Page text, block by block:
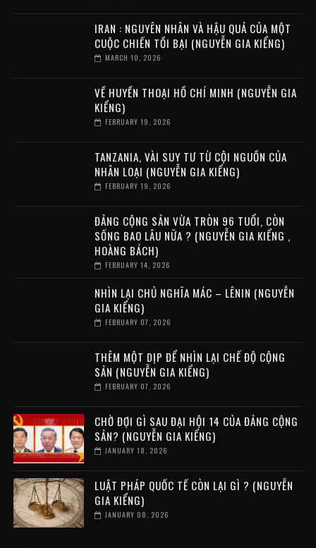
IRAN : NGUYÊN NHÂN VÀ HẬU QUẢ CỦA MỘT
CUỘC CHIẾN TỒI BẠI (NGUYỄN GIA KIỂNG)
MARCH 10, 2026
VỀ HUYỀN THOẠI HỒ CHÍ MINH (NGUYỄN GIA
KIỂNG)
FEBRUARY 19, 2026
TANZANIA, VÀI SUY TƯ TỪ CỘI NGUỒN CỦA
NHÂN LOẠI (NGUYỄN GIA KIỂNG)
FEBRUARY 19, 2026
ĐẢNG CỘNG SẢN VỪA TRÒN 96 TUỔI, CÒN
SỐNG BAO LÂU NỮA ? (NGUYỄN GIA KIỂNG ,
HOÀNG BÁCH)
FEBRUARY 14, 2026
NHÌN LẠI CHỦ NGHĨA MÁC – LÊNIN (NGUYỄN
GIA KIỂNG)
FEBRUARY 07, 2026
THÊM MỘT DỊP ĐỂ NHÌN LẠI CHẾ ĐỘ CỘNG
SẢN (NGUYỄN GIA KIỂNG)
FEBRUARY 07, 2026
CHỜ ĐỢI GÌ SAU ĐẠI HỘI 14 CỦA ĐẢNG CỘNG
SẢN? (NGUYỄN GIA KIỂNG)
JANUARY 18, 2026
LUẬT PHÁP QUỐC TẾ CÒN LẠI GÌ ? (NGUYỄN
GIA KIỂNG)
JANUARY 08, 2026